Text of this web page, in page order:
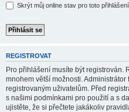
Skrýt můj online stav pro toto přihlášení
REGISTROVAT
Pro přihlášení musíte být registrován.
mnohem větší možnosti.
registrovaným uživatelům. Před
s našimi podmínkami pro použití a s
ujistěte, že si přečtete jakákoliv